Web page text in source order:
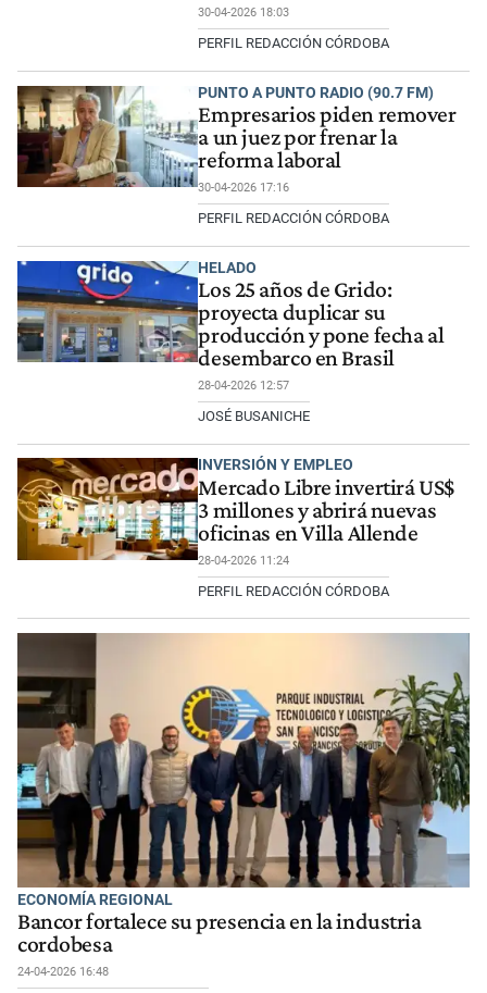
30-04-2026 18:03
PERFIL REDACCIÓN CÓRDOBA
PUNTO A PUNTO RADIO (90.7 FM)
Empresarios piden remover
a un juez por frenar la
reforma laboral
30-04-2026 17:16
PERFIL REDACCIÓN CÓRDOBA
HELADO
Los 25 años de Grido:
proyecta duplicar su
producción y pone fecha al
desembarco en Brasil
28-04-2026 12:57
JOSÉ BUSANICHE
INVERSIÓN Y EMPLEO
Mercado Libre invertirá US$
3 millones y abrirá nuevas
oficinas en Villa Allende
28-04-2026 11:24
PERFIL REDACCIÓN CÓRDOBA
ECONOMÍA REGIONAL
Bancor fortalece su presencia en la industria
cordobesa
24-04-2026 16:48